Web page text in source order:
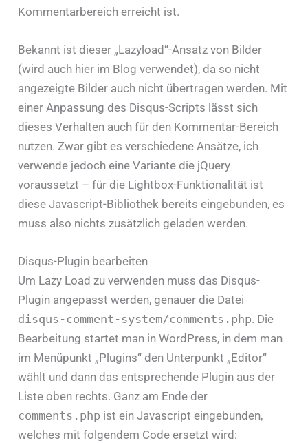
Kommentarbereich erreicht ist.
Bekannt ist dieser „Lazyload“-Ansatz von Bilder
(wird auch hier im Blog verwendet), da so nicht
angezeigte Bilder auch nicht übertragen werden. Mit
einer Anpassung des Disqus-Scripts lässt sich
dieses Verhalten auch für den Kommentar-Bereich
nutzen. Zwar gibt es verschiedene Ansätze, ich
verwende jedoch eine Variante die jQuery
voraussetzt – für die Lightbox-Funktionalität ist
diese Javascript-Bibliothek bereits eingebunden, es
muss also nichts zusätzlich geladen werden.
Disqus-Plugin bearbeiten
Um Lazy Load zu verwenden muss das Disqus-
Plugin angepasst werden, genauer die Datei
disqus-comment-system/comments.php. Die
Bearbeitung startet man in WordPress, in dem man
im Menüpunkt „Plugins“ den Unterpunkt „Editor“
wählt und dann das entsprechende Plugin aus der
Liste oben rechts. Ganz am Ende der
comments.php ist ein Javascript eingebunden,
welches mit folgendem Code ersetzt wird: